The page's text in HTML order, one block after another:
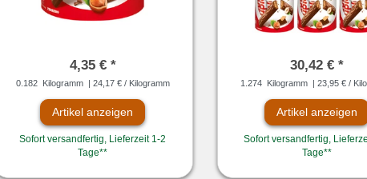
4,35 € *
0.182 Kilogramm | 24,17 € / Kilogramm
Artikel anzeigen
Sofort versandfertig, Lieferzeit 1-2
Tage**
30,42 € *
1.274 Kilogramm | 23,95 € /
Artikel anzeigen
Sofort versandfertig,
Tage**